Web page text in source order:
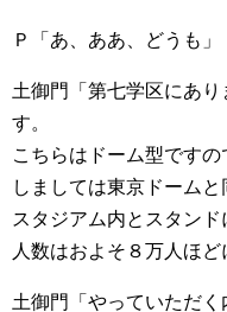
Ｐ「あ、ああ、どうも」
土御門「第七学区にあ
す。
こちらはドーム型です
しましては東京ドームと
スタジアム内とスタン
人数はおよそ８万人ほど
土御門「やっていただ